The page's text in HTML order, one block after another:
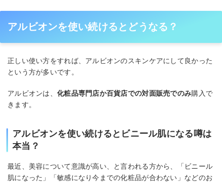
アルビオンを使い続けるとどうなる？
正しい使い方をすれば、アルビオンのスキンケアにして良かった
という方が多いです。
アルビオンは、 化粧品専門店か百貨店での対面販売でのみ購入で
きます。
アルビオンを使い続けるとビニール肌になる噂は
本当？
最近、美容について意識が高い、と言われる方から、「ビニール
肌になった」「敏感になり今までの化粧品が合わない」などのお